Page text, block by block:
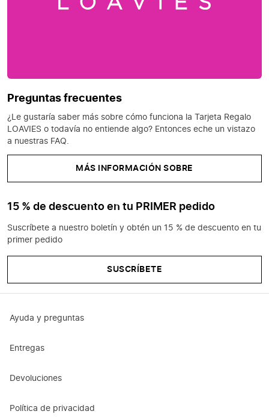
Preguntas frecuentes
¿Le gustaría saber más sobre cómo funciona la Tarjeta Regalo
LOAVIES o todavía no entiende algo? Entonces eche un vistazo
a nuestras FAQ.
MÁS INFORMACIÓN SOBRE
15 % de descuento en tu PRIMER pedido
Suscríbete a nuestro boletín y obtén un 15 % de descuento en tu
primer pedido
SUSCRÍBETE
Ayuda y preguntas
Entregas
Devoluciones
Política de privacidad